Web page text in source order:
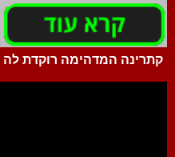
קתרינה המדהימה רוקדת לה